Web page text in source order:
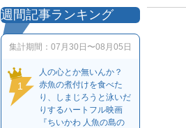
週間記事ランキング
集計期間： 07月30日〜08月05日
1
人の心とか無いんか？
赤魚の煮付けを食べた
り、しまじろうと泳いだ
りするハートフル映画
『ちいかわ 人魚の島の